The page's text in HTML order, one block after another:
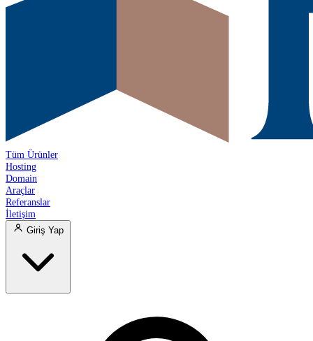
Tüm Ürünler
Hosting
Domain
Araçlar
Referanslar
İletişim
Giriş Yap